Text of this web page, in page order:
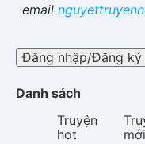
email
Đăng nhập/Đăng ký
Danh sách
Truyện
hot
mới